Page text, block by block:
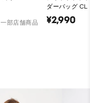
部店舗商品
ダーバッグ CL
¥2,990